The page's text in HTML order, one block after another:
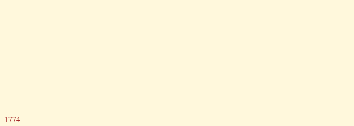
1774